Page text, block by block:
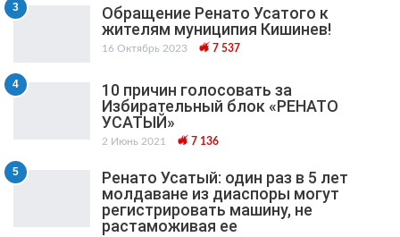
3
Обращение Ренато Усатого к
жителям муниципия Кишинев!
16 Октябрь 2023 7 537
4
10 причин голосовать за
Избирательный блок «РЕНАТО
УСАТЫЙ»
2 Июнь 2021 7 136
5
Ренато Усатый: один раз в 5 лет
молдаване из диаспоры могут
регистрировать машину, не
растаможивая ее